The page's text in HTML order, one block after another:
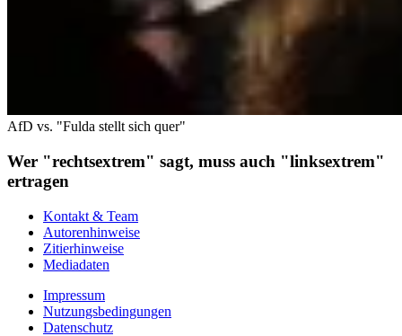
AfD vs. "Fulda stellt sich quer"
Wer "rechtsextrem" sagt, muss auch "linksextrem"
ertragen
Kontakt & Team
Autorenhinweise
Zitierhinweise
Mediadaten
Impressum
Nutzungsbedingungen
Datenschutz